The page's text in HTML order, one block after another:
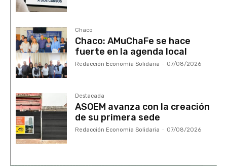
Chaco
Chaco: AMuChaFe se hace
fuerte en la agenda local
Redacción Economía Solidaria - 07/08/2026
Destacada
ASOEM avanza con la creación
de su primera sede
Redacción Economía Solidaria - 07/08/2026